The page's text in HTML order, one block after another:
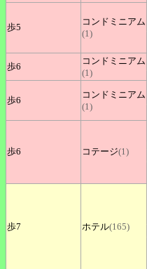
歩5
コンドミニアム
(1)
歩6
コンドミニアム
(1)
歩6
コンドミニアム
(1)
歩6 コテージ(1)
歩7 ホテル(165)